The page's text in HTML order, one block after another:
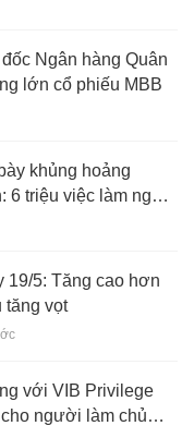
Ngân hàng Quân
lớn cổ phiếu MBB
khủng hoảng
6 triệu việc làm nguy
Trung Quốc phát
19/5: Tăng cao hơn
tăng vọt
với VIB Privilege